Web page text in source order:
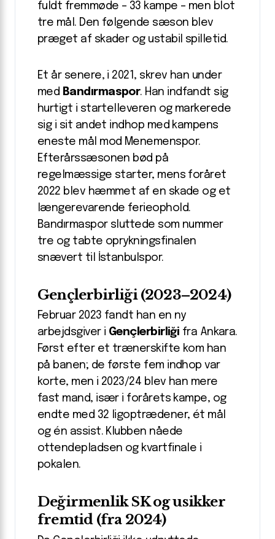
fuldt fremmøde – 33 kampe – men blot
tre mål. Den følgende sæson blev
præget af skader og ustabil spilletid.
Et år senere, i 2021, skrev han under
med Bandırmaspor. Han indfandt sig
hurtigt i startelleveren og markerede
sig i sit andet indhop med kampens
eneste mål mod Menemenspor.
Efterårssæsonen bød på
regelmæssige starter, mens foråret
2022 blev hæmmet af en skade og et
længerevarende ferieophold.
Bandırmaspor sluttede som nummer
tre og tabte oprykningsfinalen
snævert til İstanbulspor.
Gençlerbirliği (2023–2024)
Februar 2023 fandt han en ny
arbejdsgiver i Gençlerbirliği fra Ankara.
Først efter et trænerskifte kom han
på banen; de første fem indhop var
korte, men i 2023/24 blev han mere
fast mand, især i forårets kampe, og
endte med 32 ligoptrædener, ét mål
og én assist. Klubben nåede
ottendepladsen og kvartfinale i
pokalen.
Değirmenlik SK og usikker
fremtid (fra 2024)